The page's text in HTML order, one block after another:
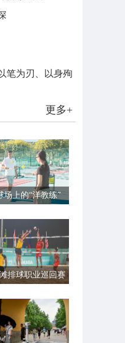
笔为刃、以身殉
更多+
场上的“洋教练”
排球职业巡回赛